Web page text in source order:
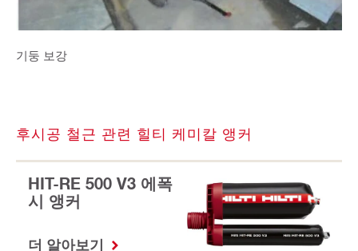
기둥 보강
후시공 철근 관련 힐티 케미칼 앵커
HIT-RE 500 V3 에폭
시 앵커
더 알아보기